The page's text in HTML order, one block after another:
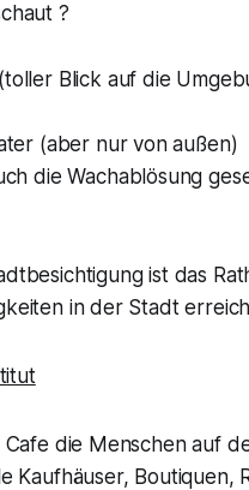
?
Blick auf die
(aber nur von außen)
die Wachablösung
ist das
in der Stadt
die Menschen auf
Kaufhäuser, Boutiquen,